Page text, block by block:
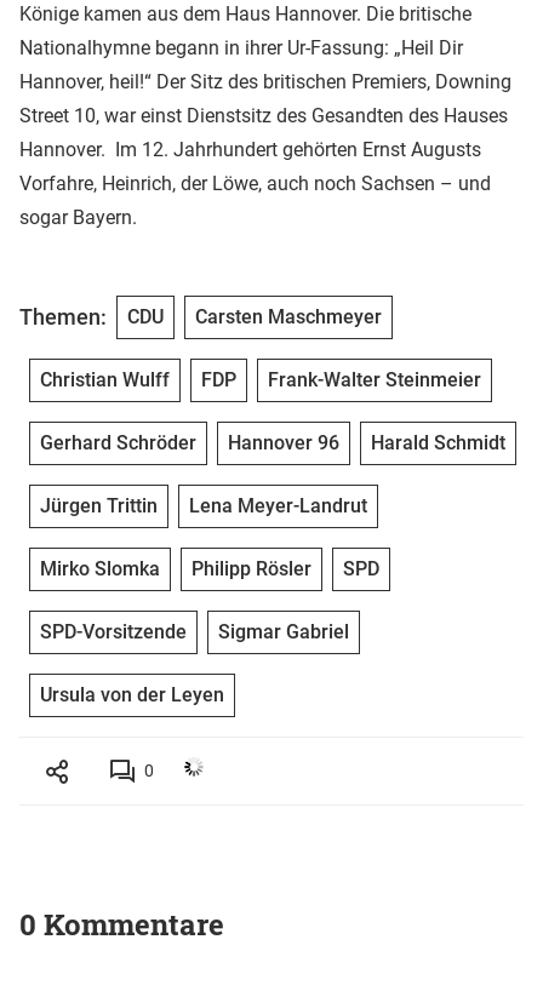
Könige kamen aus dem Haus Hannover. Die britische
Nationalhymne begann in ihrer Ur-Fassung: „Heil Dir
Hannover, heil!“ Der Sitz des britischen Premiers, Downing
Street 10, war einst Dienstsitz des Gesandten des Hauses
Hannover. Im 12. Jahrhundert gehörten Ernst Augusts
Vorfahre, Heinrich, der Löwe, auch noch Sachsen – und
sogar Bayern.
Themen: CDU Carsten Maschmeyer
Christian Wulff FDP Frank-Walter Steinmeier
Gerhard Schröder Hannover 96 Harald Schmidt
Jürgen Trittin Lena Meyer-Landrut
Mirko Slomka Philipp Rösler SPD
SPD-Vorsitzende Sigmar Gabriel
Ursula von der Leyen
0
0 Kommentare